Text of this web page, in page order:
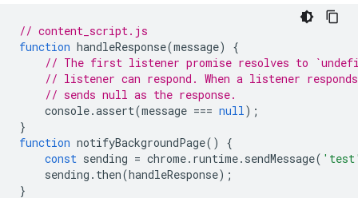
// content_script.js
function handleResponse(message)
{
// The first listener promise resolves to
// listener can respond. When a listener
// sends null as the response.
console.assert(message === null);
}
function notifyBackgroundPage()
{
const sending = chrome. runtime. sendMessage(
sending . then(handleResponse);
}